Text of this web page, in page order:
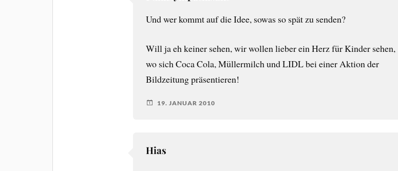
Und wer kommt auf die Idee, sowas so spät zu senden?
Will ja eh keiner sehen, wir wollen lieber ein Herz für Kinder sehen,
wo sich Coca Cola, Müllermilch und LIDL bei einer Aktion der
Bildzeitung präsentieren!
19. JANUAR 2010
Hias